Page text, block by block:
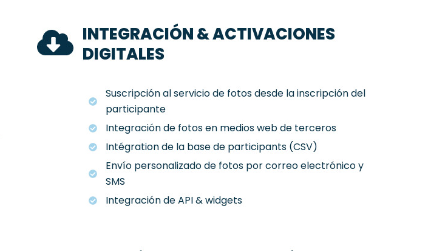
INTEGRACIÓN & ACTIVACIONES
DIGITALES
Suscripción al servicio de fotos desde la inscripción del
participante
Integración de fotos en medios web de terceros
Intégration de la base de participants (CSV)
Envío personalizado de fotos por correo electrónico y
SMS
Integración de API & widgets